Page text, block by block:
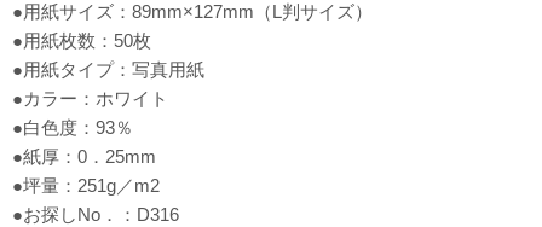
●用紙サイズ：89mm×127mm（L判サイズ）
●用紙枚数：50枚
●用紙タイプ：写真用紙
●カラー：ホワイト
●白色度：93％
●紙厚：0．25mm
●坪量：251g／m2
●お探しNo．：D316